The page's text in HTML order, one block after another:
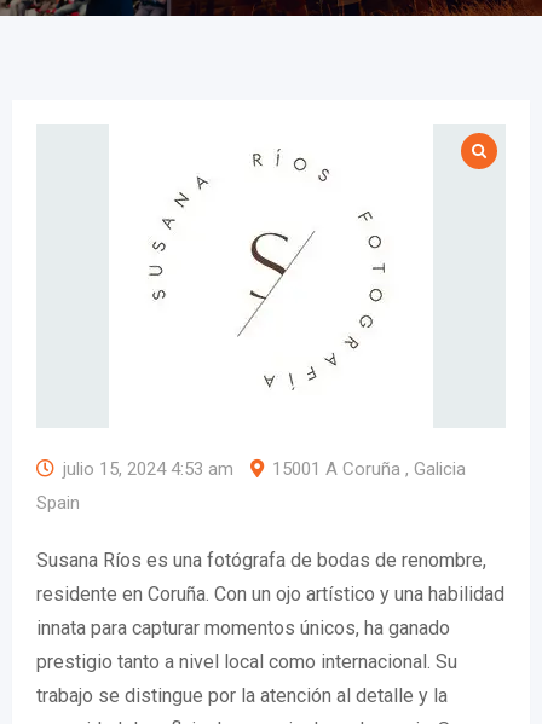
julio 15, 2024 4:53 am
15001 A Coruña , Galicia
Spain
Susana Ríos es una fotógrafa de bodas de renombre,
residente en Coruña. Con un ojo artístico y una habilidad
innata para capturar momentos únicos, ha ganado
prestigio tanto a nivel local como internacional. Su
trabajo se distingue por la atención al detalle y la